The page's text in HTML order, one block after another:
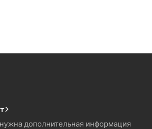
дополнительная информация